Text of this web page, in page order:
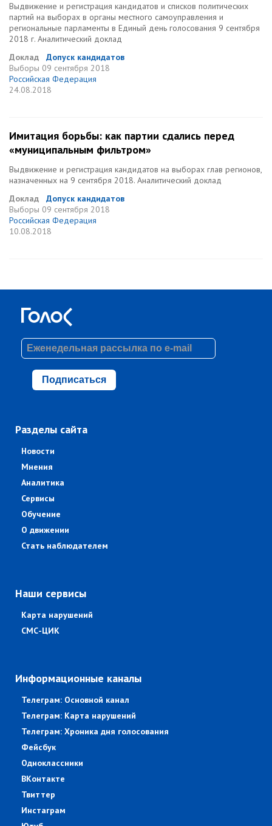
Выдвижение и регистрация кандидатов и списков политических
партий на выборах в органы местного самоуправления и
региональные парламенты в Единый день голосования 9 сентября
2018 г. Аналитический доклад
Доклад
Допуск кандидатов
Выборы 09 сентября 2018
Российская Федерация
24.08.2018
Имитация борьбы: как партии сдались перед
«муниципальным фильтром»
Выдвижение и регистрация кандидатов на выборах глав регионов,
назначенных на 9 сентября 2018. Аналитический доклад
Доклад
Допуск кандидатов
Выборы 09 сентября 2018
Российская Федерация
10.08.2018
Подписаться
Разделы сайта
Новости
Мнения
Аналитика
Сервисы
Обучение
О движении
Стать наблюдателем
Наши сервисы
Карта нарушений
СМС-ЦИК
Информационные каналы
Телеграм: Основной канал
Телеграм: Карта нарушений
Телеграм: Хроника дня голосования
Фейсбук
Одноклассники
ВКонтакте
Твиттер
Инстаграм